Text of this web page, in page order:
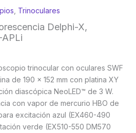
Trinoculares
Delphi-X,
trinocular con oculares SWF
de 190 x 152 mm con platina XY
diascópica NeoLED™ de 3 W.
con vapor de mercurio HBO de
excitación azul (EX460-490
verde (EX510-550 DM570